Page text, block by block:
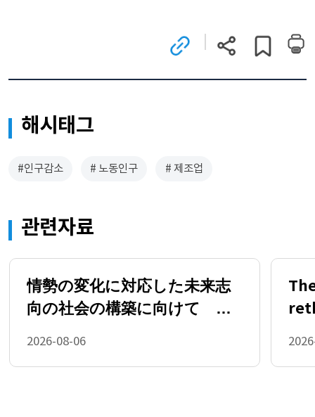
관련
사이트로
이동
현재
페이지
주소
게시글
스크랩하기
해시태그
#인구감소 # 노동인구 # 제조업
관련자료
情勢の変化に対応した未来志
向の社会の構築に向けて －
2026-08-06